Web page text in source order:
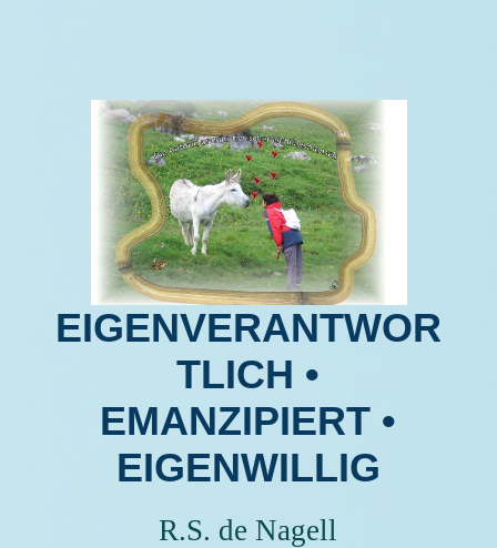
EIGENVERANTWOR
TLICH •
EMANZIPIERT •
EIGENWILLIG
R.S. de Nagell